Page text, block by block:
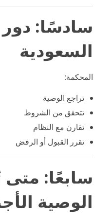
سادسًا:
السعودية
المحكمة:
تراجع الوصية
تتحقق من الشروط
تقارن مع النظام
تقرر القبول أو الرفض
سابعًا:
الوصية